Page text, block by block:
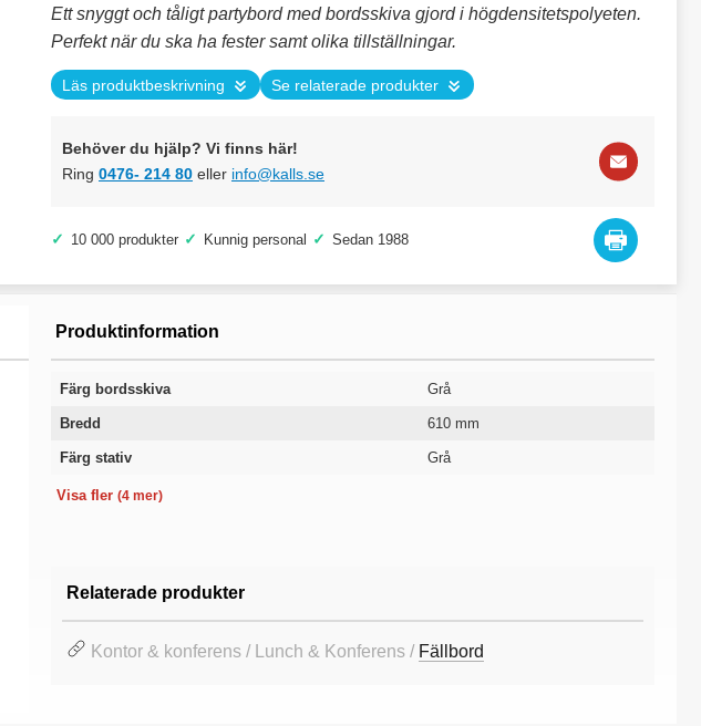
Ett snyggt och tåligt partybord med bordsskiva gjord i högdensitetspolyeten.
Perfekt när du ska ha fester samt olika tillställningar.
Läs produktbeskrivning Se relaterade produkter
Behöver du hjälp? Vi finns här!
Ring 0476- 214 80 eller info@kalls.se
✓ 10 000 produkter ✓ Kunnig personal ✓ Sedan 1988
Produktinformation
Färg bordsskiva Grå
Bredd 610 mm
Färg stativ
Grå
Visa fler (4 mer)
Relaterade produkter
Kontor & konferens / Lunch & Konferens / Fällbord